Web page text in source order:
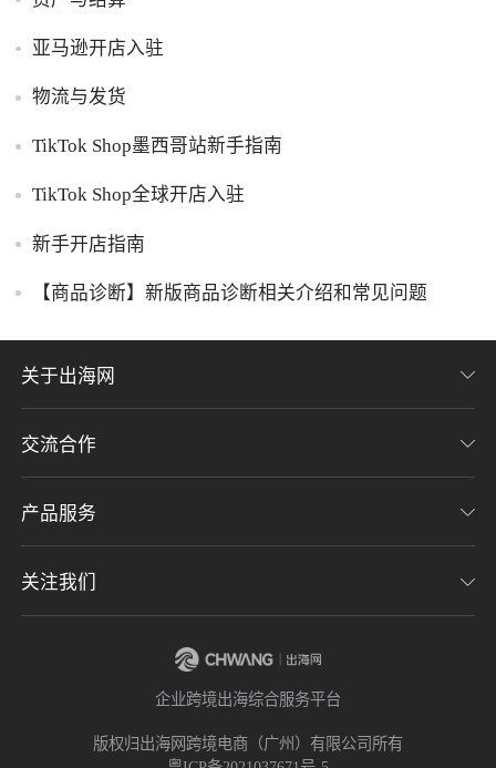
亚马逊开店入驻
物流与发货
TikTok Shop墨西哥站新手指南
TikTok Shop全球开店入驻
新手开店指南
【商品诊断】新版商品诊断相关介绍和常见问题
关于出海网
关于我们
加入我们
隐私协议
交流合作
联系我们
意见反馈
产品服务
CHWE全球跨境电商展
关注我们
企业跨境出海综合服务平台
版权归出海网跨境电商（广州）有限公司所有